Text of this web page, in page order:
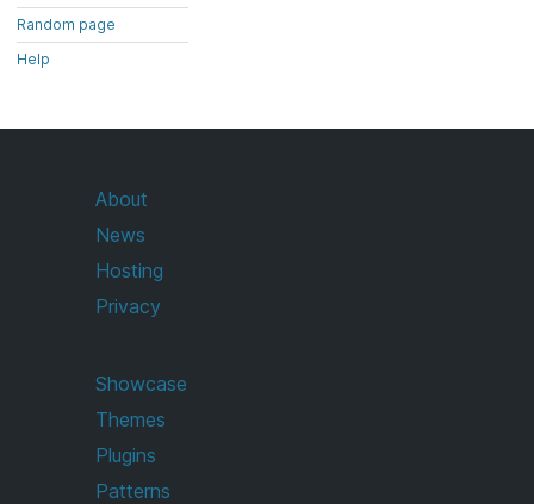
Random page
Help
About
News
Hosting
Privacy
Showcase
Themes
Plugins
Patterns